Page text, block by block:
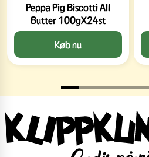
Peppa Pig Biscotti All
Butter 100gX24st
Køb nu